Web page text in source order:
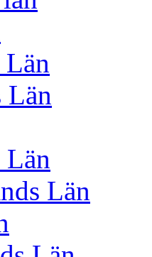
Län
Län
Län